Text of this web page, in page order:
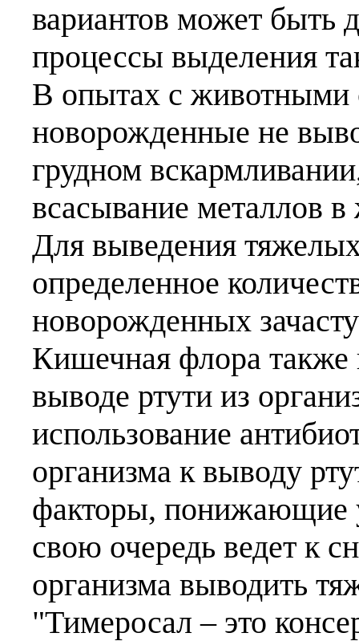
вариантов может быть
процессы выделения
В опытах с животными
новорожденные не
грудном
всасывание металлов
Для выведения
определенное
новорожденных
Кишечная флора также
выводе ртути из
использование
организма к выводу
факторы, понижающие
свою очередь ведет к
организма выводить
"Тимеросал – это